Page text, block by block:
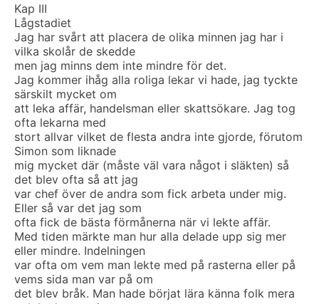
Kap III
Lågstadiet
Jag har svårt att placera de olika minnen jag har i
vilka skolår de skedde
men jag minns dem inte mindre för det.
Jag kommer ihåg alla roliga lekar vi hade, jag tyckte
särskilt mycket om
att leka affär, handelsman eller skattsökare. Jag tog
ofta lekarna med
stort allvar vilket de flesta andra inte gjorde, förutom
Simon som liknade
mig mycket där (måste väl vara något i släkten) så
det blev ofta så att jag
var chef över de andra som fick arbeta under mig.
Eller så var det jag som
ofta fick de bästa förmånerna när vi lekte affär.
Med tiden märkte man hur alla delade upp sig mer
eller mindre. Indelningen
var ofta om vem man lekte med på rasterna eller på
vems sida man var på om
det blev bråk. Man hade börjat lära känna folk mera